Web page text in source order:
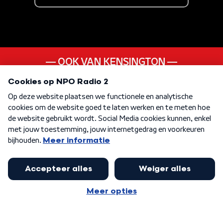
OOK VAN KENSINGTON
What Lies Ahead
ANDER LIEDJE UIT DE
10s
KEN JE DEZE NOG
I Got My Mind Made Up